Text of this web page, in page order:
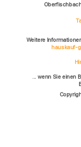
Weitere
hauskauf-
... wenn Sie einen